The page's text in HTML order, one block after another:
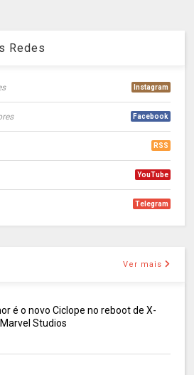
Redes
Instagram
Facebook
RSS
YouTube
Telegram
Ver mais
é o novo Ciclope no reboot de X-
Studios